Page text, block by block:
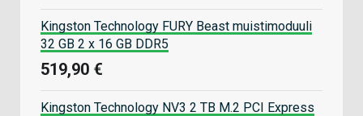
Kingston Technology FURY Beast muistimoduuli
32 GB 2 x 16 GB DDR5
519,90 €
Kingston Technology NV3 2 TB M.2 PCI Express